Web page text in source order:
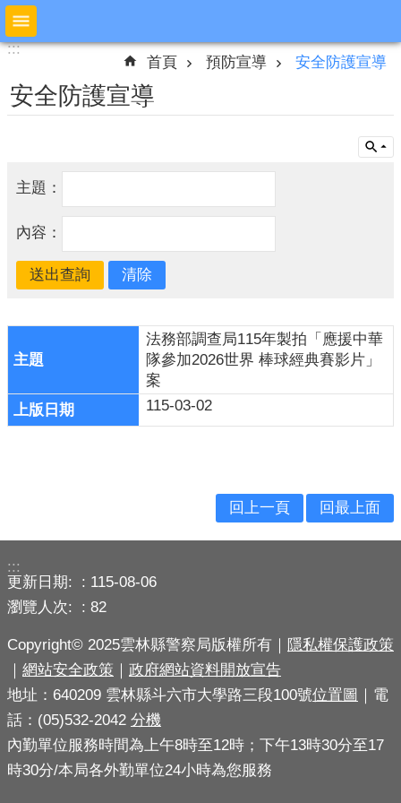
跳到主要內容區塊
搜
尋
公
欄
本
介
預
宣
導
民
服
務
政
府
公
開
資
訊
::::::
首頁 預防宣導 安全防護宣導
安全防護宣導
主題：
內容：
法務部調查局115年製拍「應援中華
隊參加2026世界 棒球經典賽影片」
案
115-03-02
回上一頁 回最上面
:::
更新日期:
115-08-06
瀏覽人次:
82
Copyright© 2025雲林縣警察局版權所有｜ 隱私權保護政策
｜ 網站安全政策 ｜ 政府網站資料開放宣告
地址：640209 雲林縣斗六市大學路三段100號位置圖 ｜電
話：(05)532-2042 分機
內勤單位服務時間為上午8時至12時；下午13時30分至17
時30分/本局各外勤單位24小時為您服務